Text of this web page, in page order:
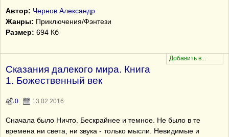
Автор: Чернов Александр
Жанры: Приключения/Фэнтези
Размер: 694 Кб
Сказания далекого мира. Книга
1. Божественный век
0 13.02.2016
Сначала было Ничто. Бескрайнее и темное. Не было в те
времена ни света, ни звука - только мысли. Невидимые и